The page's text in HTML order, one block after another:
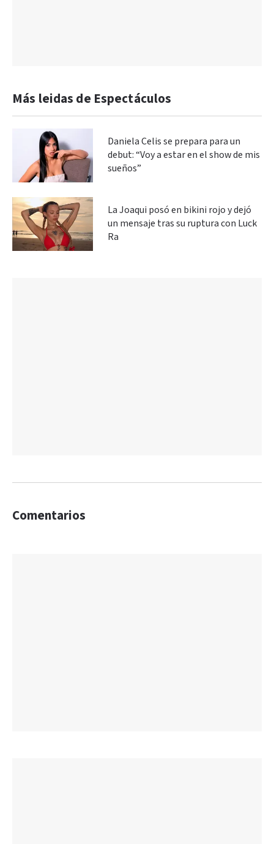
Más leidas de Espectáculos
Daniela Celis se prepara para un
debut: “Voy a estar en el show de mis
sueños”
La Joaqui posó en bikini rojo y dejó
un mensaje tras su ruptura con Luck
Ra
Comentarios